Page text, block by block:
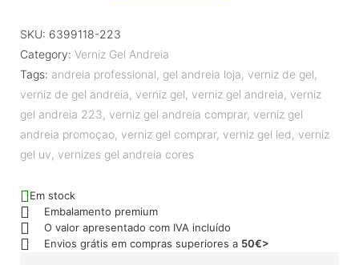
SKU: 6399118-223
Category: Verniz Gel Andreia
Tags: andreia professional, gel andreia loja, verniz de gel,
verniz de gel andreia, verniz gel, verniz gel andreia, verniz
gel andreia 223, verniz gel andreia comprar, verniz gel
andreia promoçao, verniz gel comprar, verniz gel led , verniz
gel uv, vernizes gel andreia cores
Em stock
Embalamento premium
O valor apresentado com IVA incluído
Envios grátis em compras superiores a 50€>